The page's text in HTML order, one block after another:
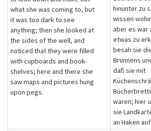
what she was coming to, but
it was too dark to see
anything; then she looked at
the sides of the well, and
noticed that they were filled
with cupboards and book-
shelves; here and there she
saw maps and pictures hung
upon pegs.
hinunter zu
wissen
aber es war
etwas zu
besah sie
Brunnens
daß sie mit
waren; hier
sie
an Haken